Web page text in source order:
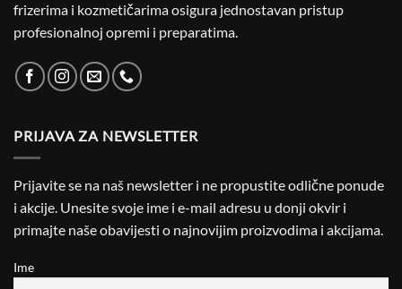
frizerima i kozmetičarima osigura jednostavan pristup
profesionalnoj opremi i preparatima.
PRIJAVA ZA NEWSLETTER
Prijavite se na naš newsletter i ne propustite odlične ponude
i akcije. Unesite svoje ime i e-mail adresu u donji okvir i
primajte naše obavijesti o najnovijim proizvodima i akcijama.
Ime